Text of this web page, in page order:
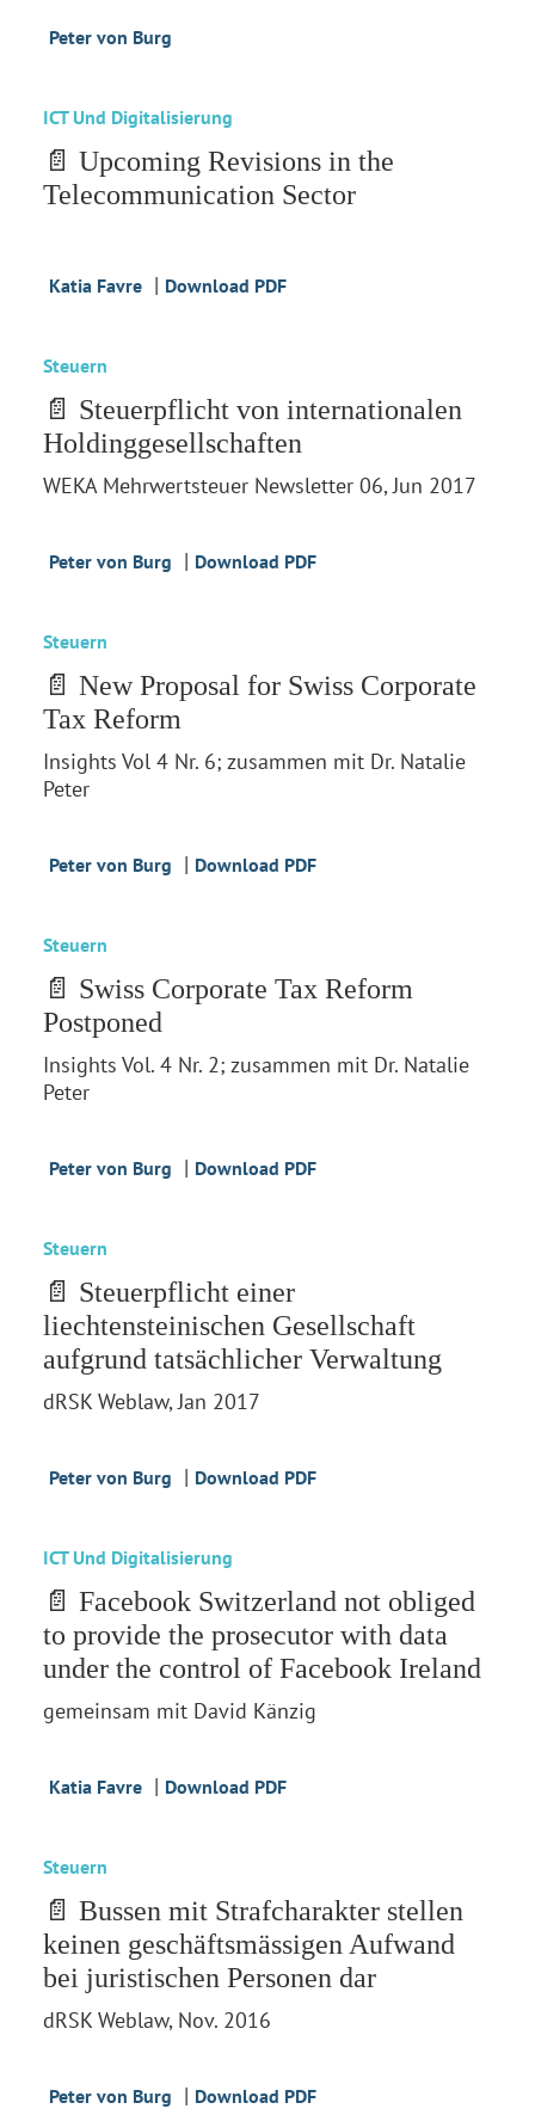
Peter von Burg
ICT Und Digitalisierung
📄 Upcoming Revisions in the
Telecommunication Sector
Katia Favre | Download PDF
Steuern
📄 Steuerpflicht von internationalen
Holdinggesellschaften
WEKA Mehrwertsteuer Newsletter 06, Jun 2017
Peter von Burg | Download PDF
Steuern
📄 New Proposal for Swiss Corporate
Tax Reform
Insights Vol 4 Nr. 6; zusammen mit Dr. Natalie
Peter
Peter von Burg | Download PDF
Steuern
📄 Swiss Corporate Tax Reform
Postponed
Insights Vol. 4 Nr. 2; zusammen mit Dr. Natalie
Peter
Peter von Burg | Download PDF
Steuern
📄 Steuerpflicht einer
liechtensteinischen Gesellschaft
aufgrund tatsächlicher Verwaltung
dRSK Weblaw, Jan 2017
Peter von Burg | Download PDF
ICT Und Digitalisierung
📄 Facebook Switzerland not obliged
to provide the prosecutor with data
under the control of Facebook Ireland
gemeinsam mit David Känzig
Katia Favre | Download PDF
Steuern
📄 Bussen mit Strafcharakter stellen
keinen geschäftsmässigen Aufwand
bei juristischen Personen dar
dRSK Weblaw, Nov. 2016
Peter von Burg | Download PDF